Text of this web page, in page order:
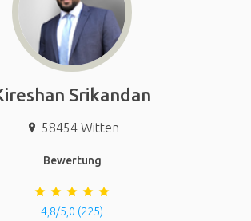
Srikandan
58454 Witten
Bewertung
4,8/5,0 (225)